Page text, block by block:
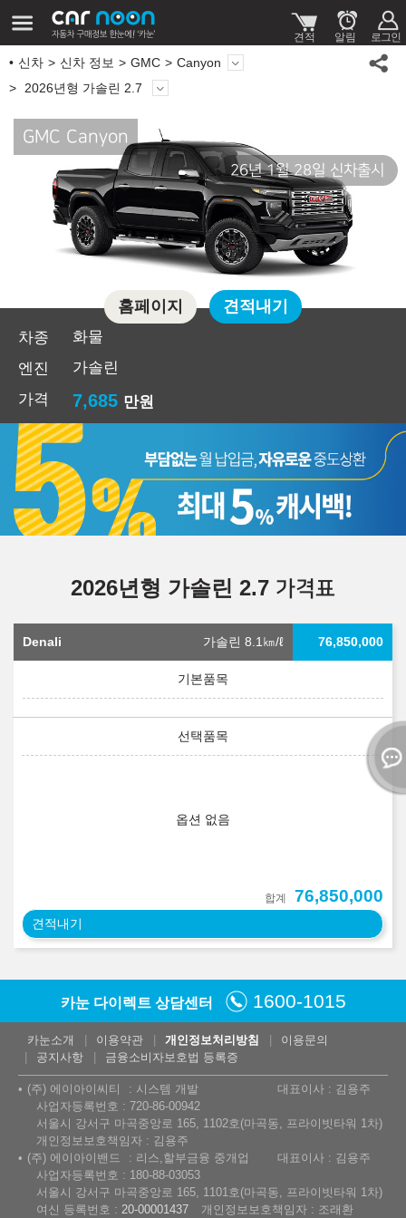
신차 신차 정보 GMC
Canyon
2026년형 가솔린 2.7
GMC Canyon
26년 1월 28일 신차출시
차종
화물
엔진
가솔린
가격
7,685 만원
홈페이지 견적내기
2026년형 가솔린 2.7 가격표
Denali 가솔린 8.1㎞/ℓ 76,850,000
옵션 없음
합계 76,850,000
견적내기
카눈 다이렉트 상담센터 1600-1015
카눈소개 이용약관 개인정보처리방침
이용문의
공지사항
금융소비자보호법 등록증
(주) 에이아이씨티 시스템 개발
대표이사 : 김용주
사업자등록번호 : 720-86-00942
서울시 강서구 마곡중앙로 165, 1102호(마곡동, 프라이빗타워 1차)
개인정보보호책임자 : 김용주
(주) 에이아이밴드
리스,할부금융 중개업
대표이사 : 김용주
사업자등록번호 : 180-88-03053
서울시 강서구 마곡중앙로 165, 1101호(마곡동, 프라이빗타워 1차)
여신 등록번호 : 20-00001437 개인정보보호책임자 : 조래환